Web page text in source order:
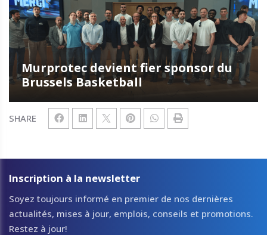
SHARE
Murprotec devient fier sponsor du
Brussels Basketball
Inscription à la newsletter
Soyez toujours informé en premier de nos dernières
actualités, mises à jour, emplois, conseils et promotions.
Restez à jour!